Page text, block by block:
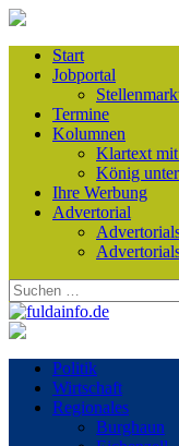
Start
Jobportal
Termine
Kolumnen
Klartext
König
Ihre Werbung
Advertorial
Suchen
nach:
Politik
Wirtschaft
Regionales
Burghaun